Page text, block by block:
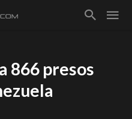
866 presos